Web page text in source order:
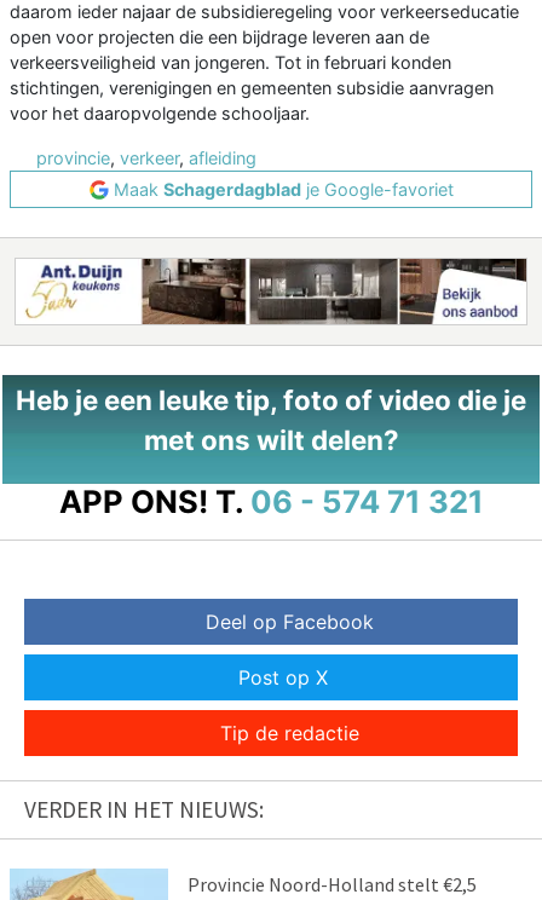
daarom ieder najaar de subsidieregeling voor verkeerseducatie
open voor projecten die een bijdrage leveren aan de
verkeersveiligheid van jongeren. Tot in februari konden
stichtingen, verenigingen en gemeenten subsidie aanvragen
voor het daaropvolgende schooljaar.
provincie, verkeer, afleiding
Maak Schagerdagbladje Google-favoriet
Heb je een leuke tip, foto of video die je
met ons wilt delen?
APP ONS! T. 06 - 574 71 321
Deel op Facebook
Post op X
Tip de redactie
VERDER IN HET NIEUWS:
Provincie Noord-Holland stelt €2,5